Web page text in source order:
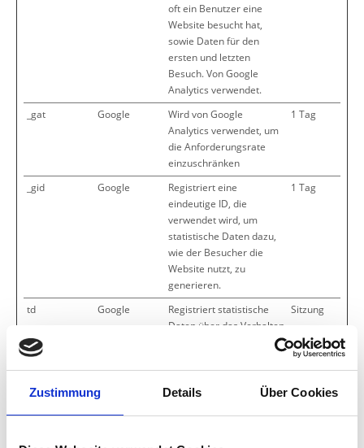
Zustimmung Details Über Cookies
oft ein Benutzer eine
Website besucht hat,
sowie Daten für den
ersten und letzten
Besuch. Von Google
Analytics verwendet.
_gat Google
Wird von Google
Analytics verwendet, um
die Anforderungsrate
einzuschränken
1 Tag
_gid Google
Registriert eine
eindeutige ID, die
verwendet wird, um
statistische Daten dazu,
wie der Besucher die
Website nutzt, zu
generieren.
1 Tag
td Google
Registriert statistische
Daten über das Verhalten
Webmaster für interne
Analysen verwendet.
Sitzung
Nicht klassifiziert (1)